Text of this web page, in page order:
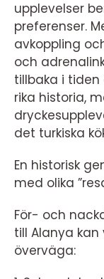
upplevelser
preferenser.
avkoppling
och
tillbaka i
rika historia,
det turkiska
En historisk
med olika
För- och
till Alanya
överväga: